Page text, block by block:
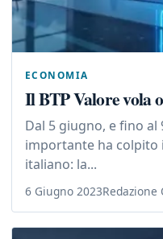
ECONOMIA
Il BTP Valore vola
Dal 5 giugno, e fino
importante ha
italiano: la...
6 Giugno 2023Redazione